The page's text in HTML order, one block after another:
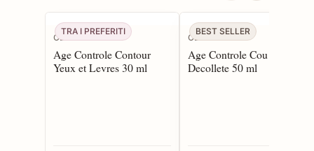
TRA I PREFERITI
CBN
Age Controle Contour
Yeux et Levres 30 ml
BEST SELLER
CBN
Age Controle Cou et
Decollete 50 ml